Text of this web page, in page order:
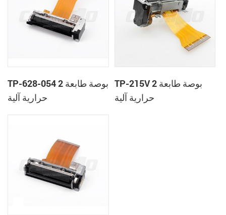
TP-628-054 2 بوصة طابعة
حرارية آلية
TP-215V 2 بوصة طابعة
حرارية آلية